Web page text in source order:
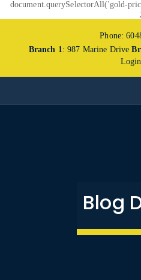
document.querySelectorAll('gold-
Phone:
Branch 1: 987 Marine Drive
Blog